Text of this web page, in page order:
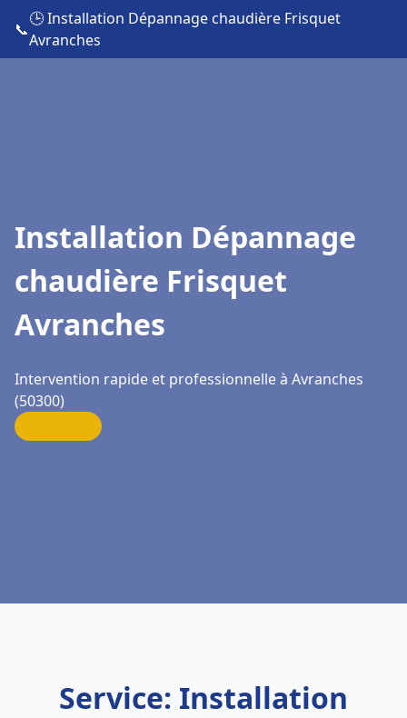
📞
🕒 Installation Dépannage chaudière Frisquet
Avranches
Installation Dépannage
chaudière Frisquet
Avranches
Intervention rapide et professionnelle à Avranches
(50300)
Service: Installation